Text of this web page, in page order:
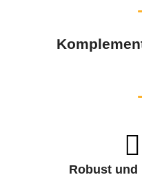
Robust und